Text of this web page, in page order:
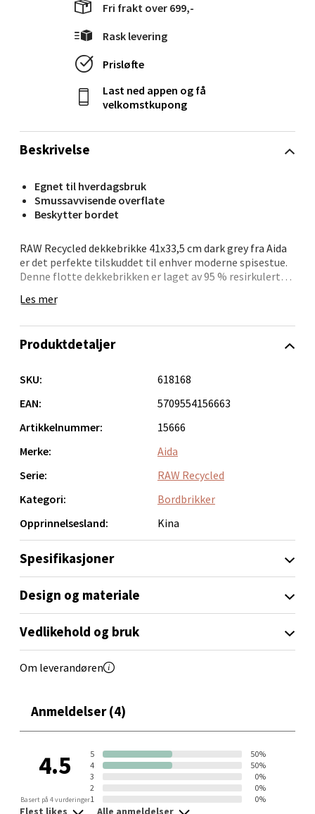
Beskrivelse
Egnet til hverdagsbruk
Smussavvisende overflate
Beskytter bordet
RAW Recycled dekkebrikke 41x33,5 cm dark grey fra Aida
er det perfekte tilskuddet til enhver moderne spisestue.
Denne flotte dekkebrikken er laget av 95 % resirkulert
vakre fargen tilfører et friskt pust til borddekkingen,
tørkes av umiddelbart for å unngå flekker. Brikken er
oppvasksåpe, og gir et praktisk og elegant alternativ til
spesielle anledninger.
Les mer
Fri frakt over 699,-
Rask levering
Prisløfte
Last ned appen og få
velkomstkupong
Produktdetaljer
SKU:
618168
EAN:
5709554156663
Artikkelnummer:
15666
Merke:
Aida
Serie:
RAW Recycled
Kategori:
Bordbrikker
Opprinnelsesland:
Kina
Spesifikasjoner
Design og materiale
Vedlikehold og bruk
Om leverandøren
Anmeldelser (4)
4.5
Basert på 4 vurderinger
5
50%
4
50%
3
0%
2
0%
1
0%
Flest likes Alle anmeldelser
Orkanger
0 i butikk
Sandvika - Thon Senter Sandvika
Brodtkorbsgate 7, 1338 Sandvika
0 i butikk
Åpent i dag 10-21
0 i butikk
Trondheim - Sirkus Shopping
Falkenborgveien 5, 7044 Trondheim
Åpent i dag 09-21
0 i butikk
Velg
Ski - Thon Senter Ski
Ski Storsenter, Jernbanesvingen 6, 1400 Ski
Åpent i dag 10-21